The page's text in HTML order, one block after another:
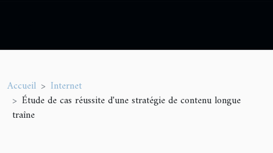
Accueil
Internet
Étude de cas réussite d'une stratégie de contenu longue
traîne